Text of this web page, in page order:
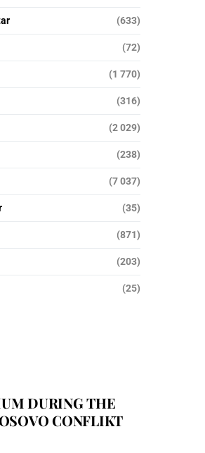
(633)
(72)
(1 770)
(316)
(2 029)
(238)
(7 037)
(35)
(871)
(203)
(25)
DURING THE
CONFLIKT